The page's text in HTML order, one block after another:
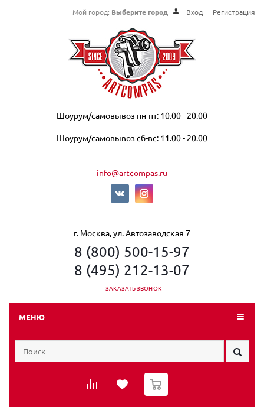
Мой город: Выберите город Вход Регистрация
Шоурум/самовывоз пн-пт: 10.00 - 20.00
Шоурум/самовывоз сб-вс: 11.00 - 20.00
info@artcompas.ru
г. Москва, ул. Автозаводская 7
8 (800) 500-15-97
8 (495) 212-13-07
ЗАКАЗАТЬ ЗВОНОК
МЕНЮ
0